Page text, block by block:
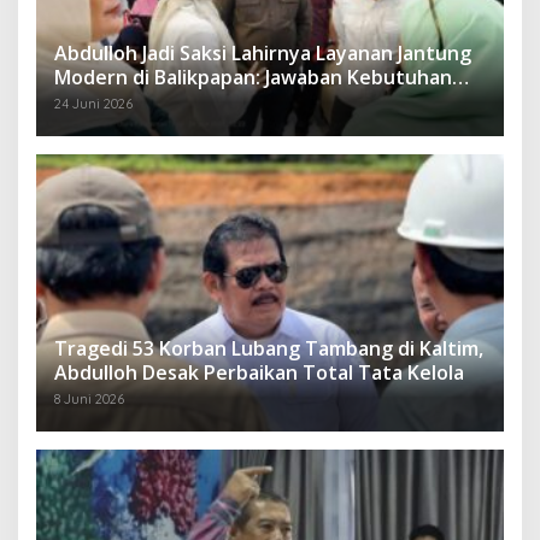
Abdulloh Jadi Saksi Lahirnya Layanan Jantung
Modern di Balikpapan: Jawaban Kebutuhan
Rakyat
24 Juni 2026
Tragedi 53 Korban Lubang Tambang di Kaltim,
Abdulloh Desak Perbaikan Total Tata Kelola
8 Juni 2026